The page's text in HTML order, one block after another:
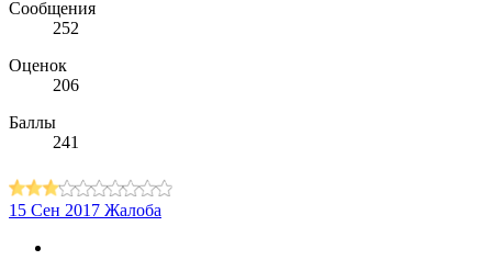
Сообщения
252
Оценок
206
Баллы
241
15 Сен 2017 Жалоба